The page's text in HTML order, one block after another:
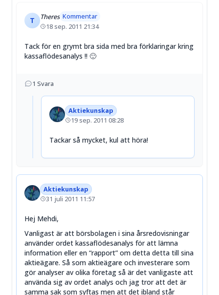
T Theres Kommentar
18 sep. 2011 21:34
Tack för en grymt bra sida med bra förklaringar kring
kassaflödesanalys !! 🙂
1 Svara
Aktiekunskap
19 sep. 2011 08:28
Tackar så mycket, kul att höra!
Aktiekunskap
31 juli 2011 11:57
Hej Mehdi,
Vanligast är att börsbolagen i sina årsredovisningar
använder ordet kassaflödesanalys för att lämna
information eller en “rapport” om detta detta till sina
aktieägare. Så som aktieägare och investerare som
gör analyser av olika företag så är det vanligaste att
använda sig av ordet analys och jag tror att det är
samma sak som syftas men att det ibland står